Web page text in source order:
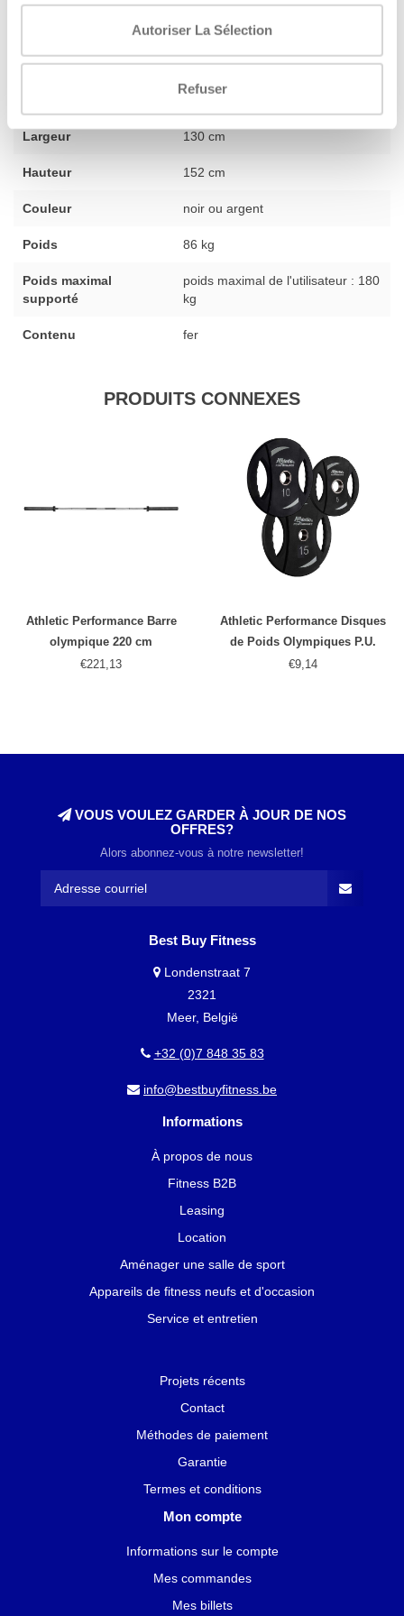
Autoriser La Sélection
Refuser
Condition physique nouveau
Largeur 130 cm
Hauteur 152 cm
Couleur noir ou argent
Poids 86 kg
Poids maximal
supporté
poids maximal de l'utilisateur : 180
kg
Contenu fer
PRODUITS CONNEXES
Athletic Performance Barre
olympique 220 cm
€221,13
Athletic Performance Disques
de Poids Olympiques P.U.
€9,14
VOUS VOULEZ GARDER À JOUR DE NOS
OFFRES?
Alors abonnez-vous à notre newsletter!
Best Buy Fitness
Londenstraat 7
2321
Meer, België
+32 (0)7 848 35 83
info@bestbuyfitness.be
Informations
À propos de nous
Fitness B2B
Leasing
Location
Aménager une salle de sport
Appareils de fitness neufs et d'occasion
Service et entretien
Projets récents
Contact
Méthodes de paiement
Garantie
Termes et conditions
Mon compte
Informations sur le compte
Mes commandes
Mes billets